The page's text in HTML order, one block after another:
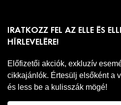
IRATKOZZ FEL AZ ELLE ÉS
HÍRLEVELÉRE!
Előfizetői akciók, exkluzív
cikkajánlók. Értesülj elsőként a
és less be a kulisszák mögé!